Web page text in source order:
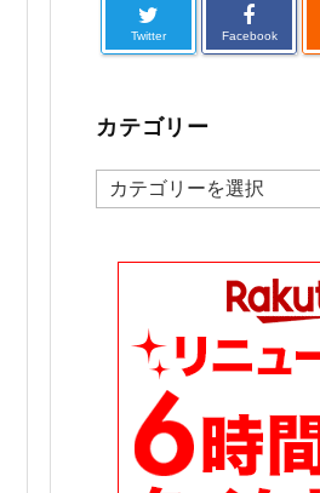
Twitter Facebook
カテゴリー
カ